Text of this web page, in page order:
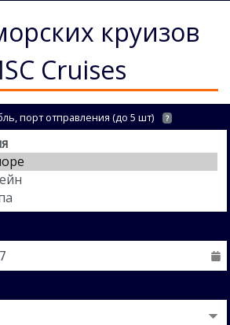
круизов
Cruises
порт отправления (до 5 шт) ?